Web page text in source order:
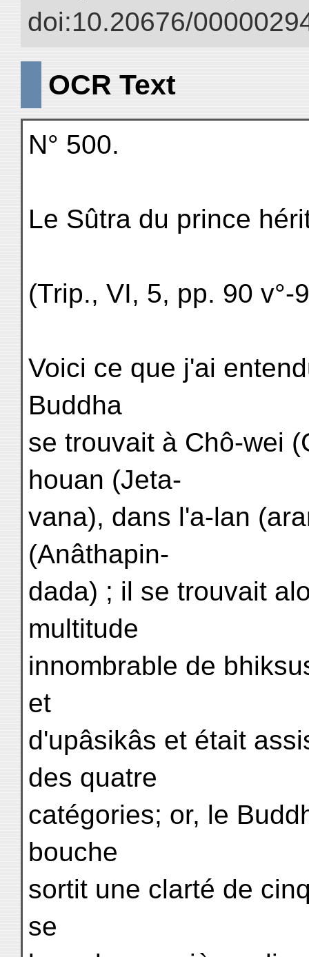
doi:10.20676/
OCR Text
N° 500.
Le Sûtra du prince
(Trip., VI, 5, pp. 90 v°-
Voici ce que j'ai
Buddha
se trouvait à Chô-wei
houan (Jeta-
vana), dans l'a-lan
(Anâthapin-
dada) ; il se trouvait
multitude
innombrable de
et
d'upâsikâs et était
des quatre
catégories; or, le
bouche
sortit une clarté de
se